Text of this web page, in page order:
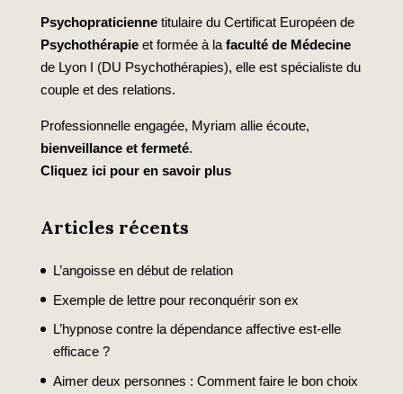
Psychopraticiennetitulaire du Certificat Européen de
Psychothérapieet formée à la faculté de Médecine
de Lyon I (DU Psychothérapies), elle est spécialiste du
couple et des relations.
Professionnelle engagée, Myriam allie écoute,
bienveillance et fermeté.
Cliquez ici pour en savoir plus
Articles récents
L’angoisse en début de relation
Exemple de lettre pour reconquérir son ex
L’hypnose contre la dépendance affective est-elle
efficace ?
Aimer deux personnes : Comment faire le bon choix